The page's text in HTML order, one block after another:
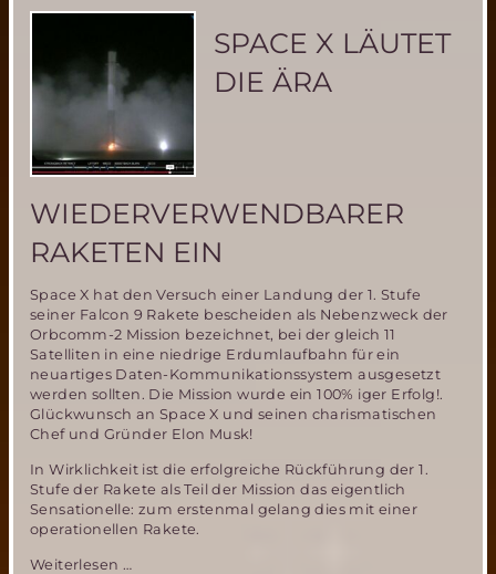
AMADEE-
Marssimulationsmission
ÖWF
SPACE X LÄUTET
DIE ÄRA
WIEDERVERWENDBARER
RAKETEN EIN
Space X hat den Versuch einer Landung der 1. Stufe
seiner Falcon 9 Rakete bescheiden als Nebenzweck der
Orbcomm-2 Mission bezeichnet, bei der gleich 11
Satelliten in eine niedrige Erdumlaufbahn für ein
neuartiges Daten-Kommunikationssystem ausgesetzt
werden sollten. Die Mission wurde ein 100% iger Erfolg!.
Glückwunsch an Space X und seinen charismatischen
Chef und Gründer Elon Musk!
In Wirklichkeit ist die erfolgreiche Rückführung der 1.
Stufe der Rakete als Teil der Mission das eigentlich
Sensationelle: zum erstenmal gelang dies mit einer
operationellen Rakete.
Weiterlesen …